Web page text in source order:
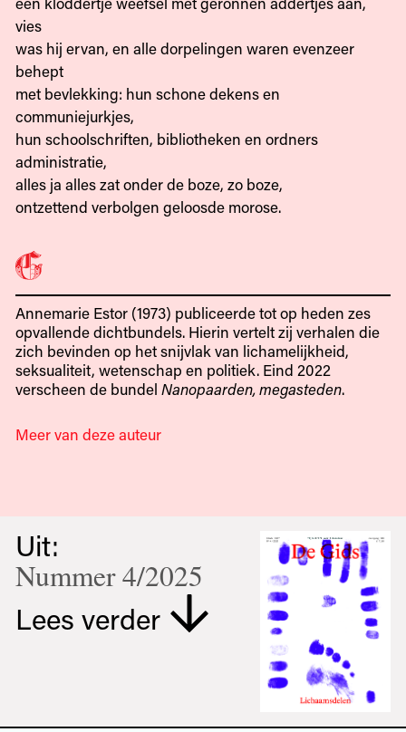
vies
was hij ervan, en alle dorpelingen waren evenzeer
behept
met bevlekking: hun schone dekens en
communiejurkjes,
hun schoolschriften, bibliotheken en ordners
administratie,
alles ja alles zat onder de boze, zo boze,
ontzettend verbolgen geloosde morose.
Annemarie Estor (1973) publiceerde tot op heden zes
opvallende dichtbundels. Hierin vertelt zij verhalen die
zich bevinden op het snijvlak van lichamelijkheid,
seksualiteit, wetenschap en politiek. Eind 2022
verscheen de bundel Nanopaarden, megasteden.
Meer van deze auteur
Uit:
Nummer 4/2025
Lees verder